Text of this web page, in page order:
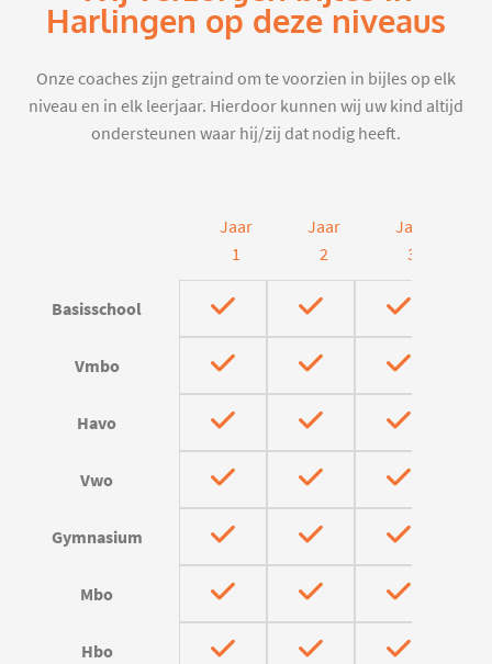
Harlingen op deze niveaus
Onze coaches zijn getraind om te voorzien in bijles op elk
niveau en in elk leerjaar. Hierdoor kunnen wij uw kind altijd
ondersteunen waar hij/zij dat nodig heeft.
Jaar
1
Jaar
2
Jaar
3
Basisschool
Vmbo
Havo
Vwo
Gymnasium
Mbo
Hbo